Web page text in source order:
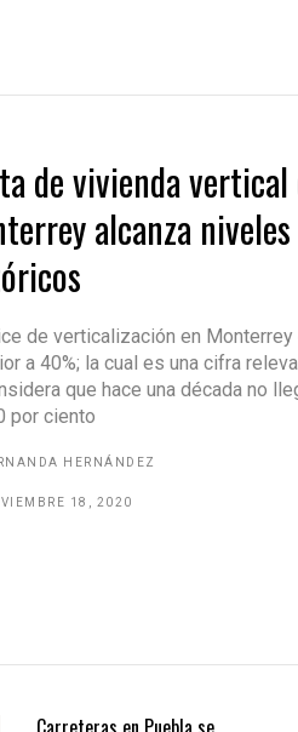
de vivienda vertical
alcanza niveles
de verticalización en Monterrey
a 40%; la cual es una cifra
que hace una década no
por ciento
HERNÁNDEZ
18, 2020